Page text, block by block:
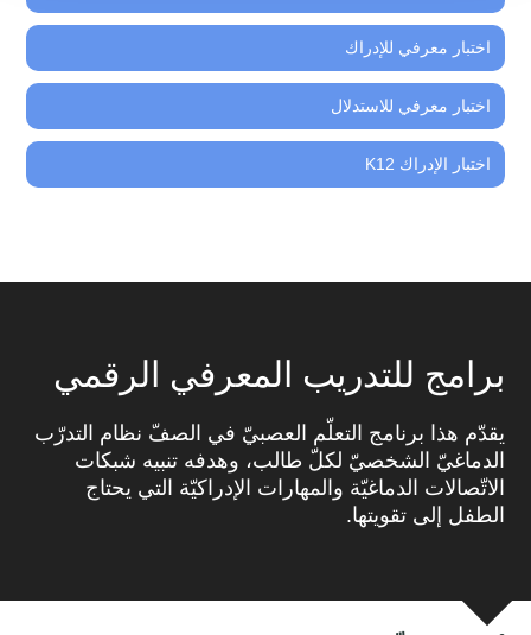
اختبار معرفي للإدراك
اختبار معرفي للاستدلال
اختبار الإدراك K12
برامج للتدريب المعرفي الرقمي
يقدّم هذا برنامج التعلّم العصبيّ في الصفّ نظام التدرّب
الدماغيّ الشخصيّ لكلّ طالب، وهدفه تنبيه شبكات
الاتّصالات الدماغيّة والمهارات الإدراكيّة التي يحتاج
الطفل إلى تقويتها.